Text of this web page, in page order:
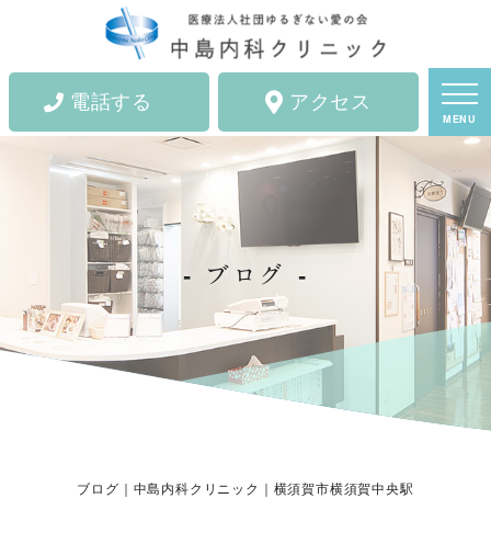
電話する アクセス
MENU
ブログ
ブログ｜中島内科クリニック｜横須賀市横須賀中央駅